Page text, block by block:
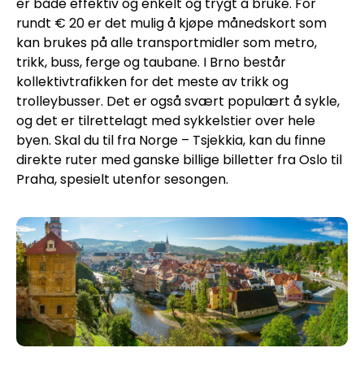
rundt € 20 er det mulig å kjøpe månedskort som
kan brukes på alle transportmidler som metro,
trikk, buss, ferge og taubane. I Brno består
kollektivtrafikken for det meste av trikk og
trolleybusser. Det er også svært populært å sykle,
og det er tilrettelagt med sykkelstier over hele
byen. Skal du til fra Norge – Tsjekkia, kan du finne
direkte ruter med ganske billige billetter fra Oslo til
Praha, spesielt utenfor sesongen.